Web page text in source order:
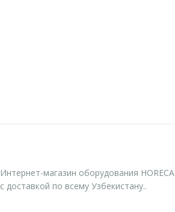
Интернет-магазин оборудования HORECA
с доставкой по всему Узбекистану..